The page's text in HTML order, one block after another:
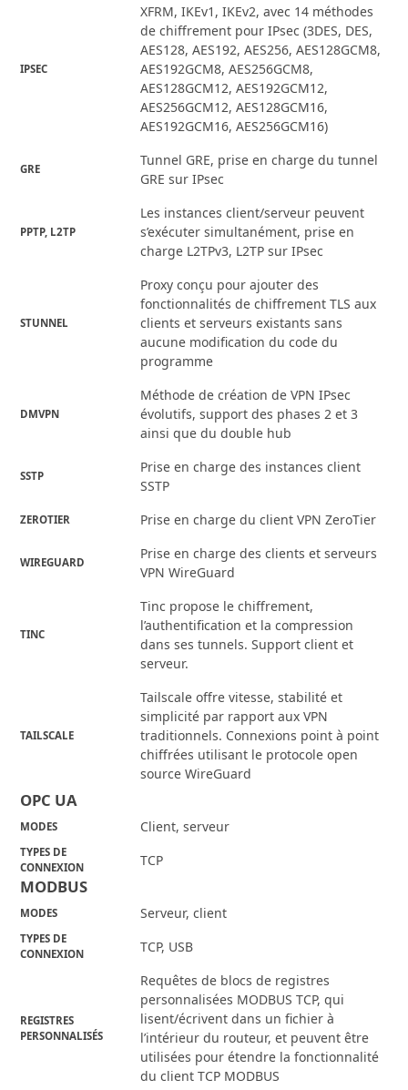
IPSEC
XFRM, IKEv1, IKEv2, avec 14 méthodes
de chiffrement pour IPsec (3DES, DES,
AES128, AES192, AES256, AES128GCM8,
AES192GCM8, AES256GCM8,
AES128GCM12, AES192GCM12,
AES256GCM12, AES128GCM16,
AES192GCM16, AES256GCM16)
GRE
Tunnel GRE, prise en charge du tunnel
GRE sur IPsec
PPTP, L2TP
Les instances client/serveur peuvent
s’exécuter simultanément, prise en
charge L2TPv3, L2TP sur IPsec
STUNNEL
Proxy conçu pour ajouter des
fonctionnalités de chiffrement TLS aux
clients et serveurs existants sans
aucune modification du code du
programme
DMVPN
Méthode de création de VPN IPsec
évolutifs, support des phases 2 et 3
ainsi que du double hub
SSTP
Prise en charge des instances client
SSTP
ZEROTIER Prise en charge du client VPN ZeroTier
WIREGUARD
Prise en charge des clients et serveurs
VPN WireGuard
TINC
Tinc propose le chiffrement,
l’authentification et la compression
dans ses tunnels. Support client et
serveur.
TAILSCALE
Tailscale offre vitesse, stabilité et
simplicité par rapport aux VPN
traditionnels. Connexions point à point
chiffrées utilisant le protocole open
source WireGuard
OPC UA
MODES Client, serveur
TYPES DE
CONNEXION
TCP
MODBUS
MODES Serveur, client
TYPES DE
CONNEXION
TCP, USB
REGISTRES
PERSONNALISÉS
Requêtes de blocs de registres
personnalisées MODBUS TCP, qui
lisent/écrivent dans un fichier à
l’intérieur du routeur, et peuvent être
utilisées pour étendre la fonctionnalité
du client TCP MODBUS